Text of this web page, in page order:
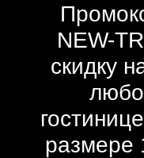
NEW-
скидку
размере